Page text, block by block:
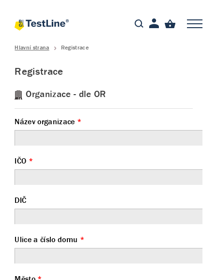
Hlavní strana Registrace
Registrace
Organizace - dle OR
Název organizace *
IČO *
DIČ
Ulice a číslo domu *